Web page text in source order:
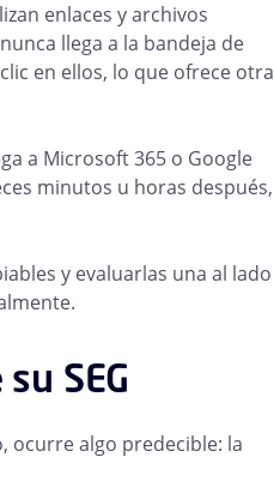
enlaces y archivos
llega a la bandeja de
en ellos, lo que ofrece otra
a Microsoft 365 o Google
minutos u horas después,
y evaluarlas una al lado
SEG
ocurre algo predecible: la